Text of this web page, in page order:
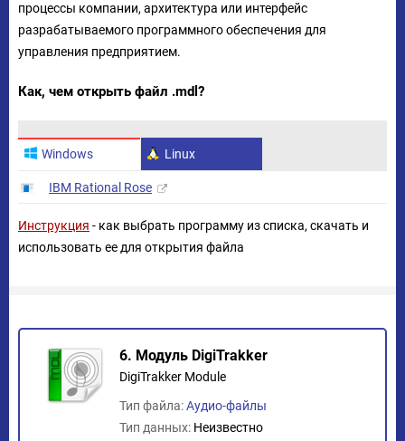
процессы компании, архитектура или интерфейс
разрабатываемого программного обеспечения для
управления предприятием.
Как, чем открыть файл .mdl?
Windows Linux
IBM Rational Rose
Инструкция - как выбрать программу из списка, скачать и
использовать ее для открытия файла
6. Модуль DigiTrakker
DigiTrakker Module
Тип файла:Аудио-файлы
Тип данных: Неизвестно